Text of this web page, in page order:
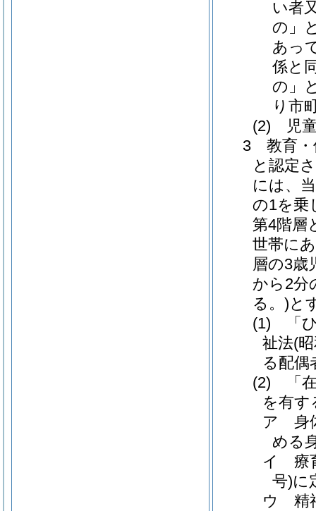
い者
の」
あっ
係と
の」
り市
(2) 児童
3 教育・
と認定
には、
の1を乗
第4階層
世帯に
層の3歳
から2分
る。)と
(1) 「ひ
祉法(
る配偶
(2) 「在
を有す
ア 身
める
イ 療
号)に
ウ 精